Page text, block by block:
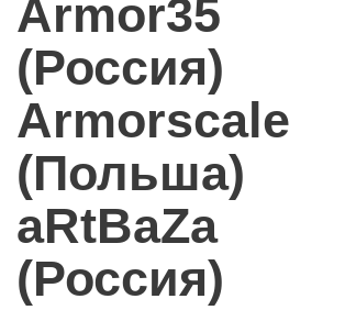
Armor35
(Россия)
Armorscale
(Польша)
aRtBaZa
(Россия)